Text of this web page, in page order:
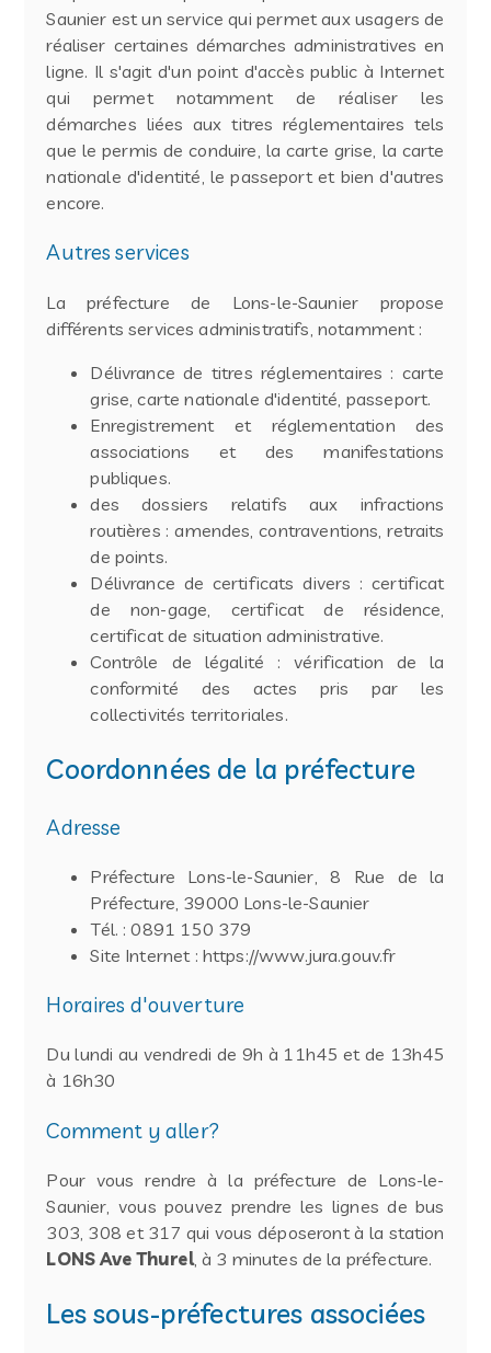
Saunier est un service qui permet aux usagers de
réaliser certaines démarches administratives en
ligne. Il s'agit d'un point d'accès public à Internet
qui permet notamment de réaliser les
démarches liées aux titres réglementaires tels
que le permis de conduire, la carte grise, la carte
nationale d'identité, le passeport et bien d'autres
encore.
Autres services
La préfecture de Lons-le-Saunier propose
différents services administratifs, notamment :
Délivrance de titres réglementaires : carte
grise, carte nationale d'identité, passeport.
Enregistrement et réglementation des
associations et des manifestations
publiques.
des dossiers relatifs aux infractions
routières : amendes, contraventions, retraits
de points.
Délivrance de certificats divers : certificat
de non-gage, certificat de résidence,
certificat de situation administrative.
Contrôle de légalité : vérification de la
conformité des actes pris par les
collectivités territoriales.
Coordonnées de la préfecture
Adresse
Préfecture Lons-le-Saunier, 8 Rue de la
Préfecture, 39000 Lons-le-Saunier
Tél. : 0891 150 379
Site Internet : https://www.jura.gouv.fr
Horaires d'ouverture
Du lundi au vendredi de 9h à 11h45 et de 13h45
à 16h30
Comment y aller?
Pour vous rendre à la préfecture de Lons-le-
Saunier, vous pouvez prendre les lignes de bus
303, 308 et 317 qui vous déposeront à la station
LONS Ave Thurel, à 3 minutes de la préfecture.
Les sous-préfectures associées